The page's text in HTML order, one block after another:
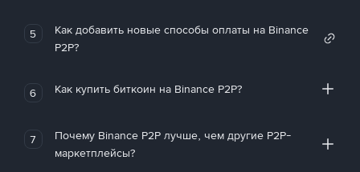
5
Как добавить новые способы оплаты на Binance
P2P?
6 Как купить биткоин на Binance P2P?
7
Почему Binance P2P лучше, чем другие P2P-
маркетплейсы?